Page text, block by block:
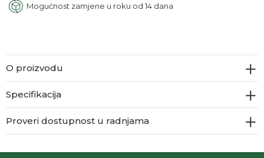
Mogućnost zamjene u roku od 14 dana
O proizvodu
Specifikacija
Proveri dostupnost u radnjama